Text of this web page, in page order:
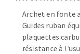
Bandes sans
Rouleaux
MACHINES
Archet en fonte
Guides ruban
plaquettes
résistance à